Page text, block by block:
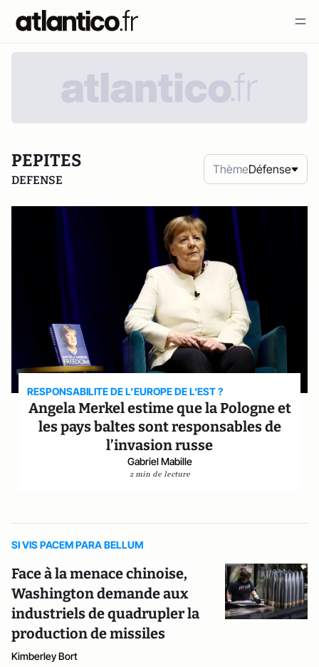
PEPITES
DEFENSE
ThèmeDéfense
RESPONSABILITE DE L’EUROPE DE L'EST ?
Angela Merkel estime que la Pologne et
les pays baltes sont responsables de
l’invasion russe
Gabriel Mabille
2 min de lecture
SI VIS PACEM PARA BELLUM
Face à la menace chinoise,
Washington demande aux
industriels de quadrupler la
production de missiles
Kimberley Bort